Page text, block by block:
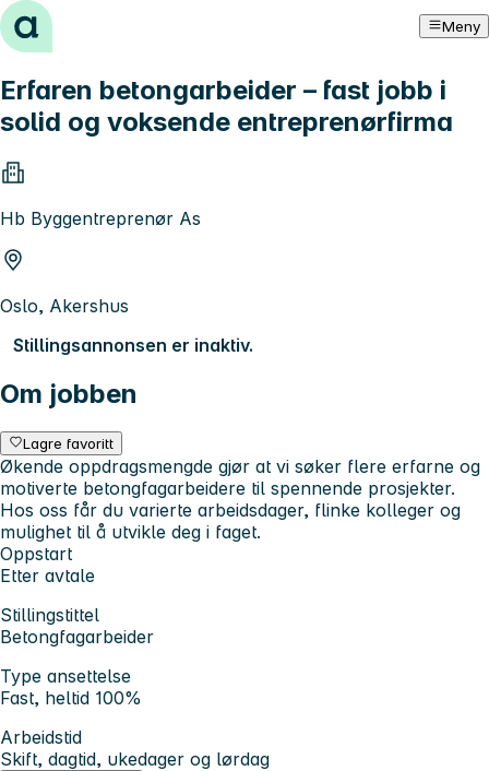
Hopp til innhold Meny
Erfaren betongarbeider – fast jobb i
solid og voksende entreprenørfirma
Hb Byggentreprenør As
Oslo, Akershus
Stillingsannonsen er inaktiv.
Om jobben
Lagre favoritt
Økende oppdragsmengde gjør at vi søker flere erfarne og
motiverte betongfagarbeidere til spennende prosjekter.
Hos oss får du varierte arbeidsdager, flinke kolleger og
mulighet til å utvikle deg i faget.
Oppstart
Etter avtale
Stillingstittel
Betongfagarbeider
Type ansettelse
Fast, heltid 100%
Arbeidstid
Skift, dagtid, ukedager og lørdag